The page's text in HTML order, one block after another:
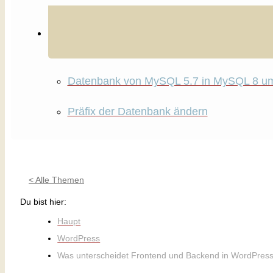
Datenbank von MySQL 5.7 in MySQL 8
Präfix der Datenbank ändern
< Alle Themen
Du bist hier:
Haupt
WordPress
Was unterscheidet Frontend und Backend in